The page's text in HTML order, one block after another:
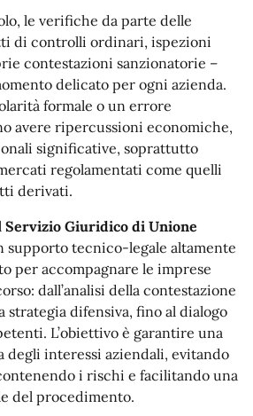
le verifiche da parte delle
di controlli ordinari, ispezioni
contestazioni sanzionatorie –
delicato per ogni azienda.
formale o un errore
avere ripercussioni economiche,
significative, soprattutto
regolamentati come quelli
derivati.
Servizio Giuridico di Unione
supporto tecnico-legale altamente
per accompagnare le imprese
dall’analisi della contestazione
strategia difensiva, fino al dialogo
L’obiettivo è garantire una
degli interessi aziendali, evitando
i rischi e facilitando una
del procedimento.